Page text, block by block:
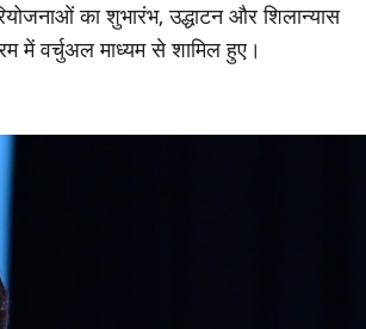
का शुभारंभ, उद्धाटन और शिलान्यास
में वर्चुअल माध्यम से शामिल हुए।